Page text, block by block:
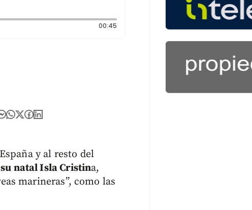
00:45Duración: 45 segundos
y al resto del
natal Isla Cristina,
marineras”, como las